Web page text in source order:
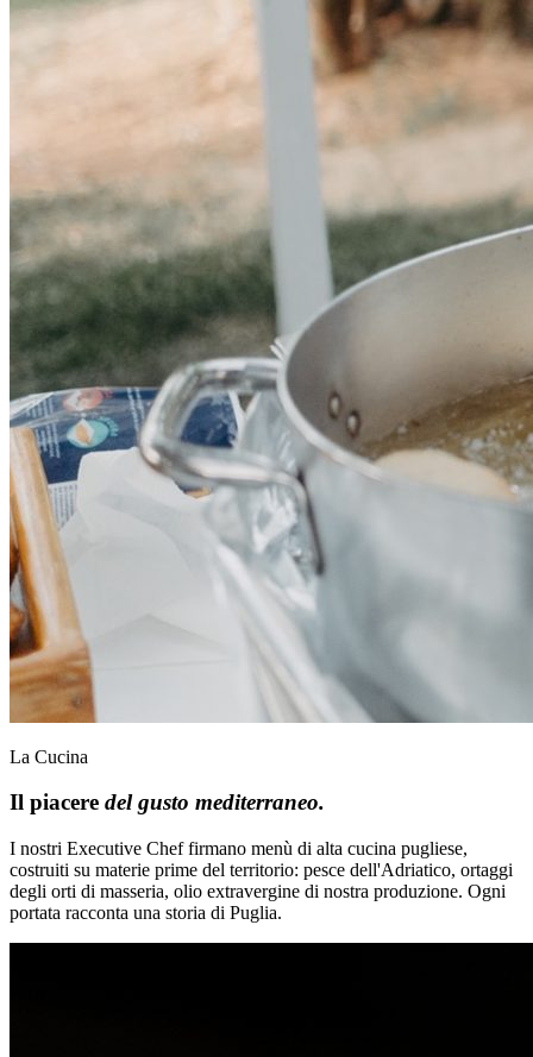
La Cucina
Il piacere del gusto mediterraneo.
I nostri Executive Chef firmano menù di alta cucina pugliese,
costruiti su materie prime del territorio: pesce dell'Adriatico, ortaggi
degli orti di masseria, olio extravergine di nostra produzione. Ogni
portata racconta una storia di Puglia.